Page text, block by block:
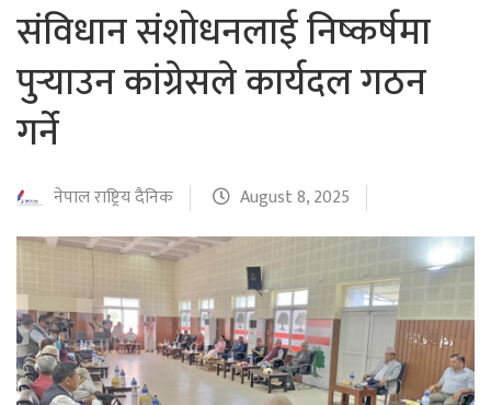
संविधान संशोधनलाई निष्कर्षमा
पुर्‍याउन कांग्रेसले कार्यदल गठन
गर्ने
नेपाल राष्ट्रिय दैनिक August 8, 2025